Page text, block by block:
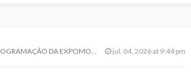
COM A DEMOCRATIZAÇÃO DO ENTRETENIMENTO jul. 04, 2026 at 9:44 pm